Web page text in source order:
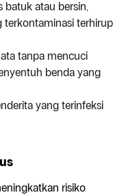
batuk atau bersin,
terkontaminasi terhirup
tanpa mencuci
benda yang
yang terinfeksi
risiko